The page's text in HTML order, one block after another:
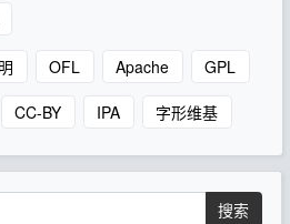
OFL Apache GPL
CC-BY IPA 字形维基
搜索